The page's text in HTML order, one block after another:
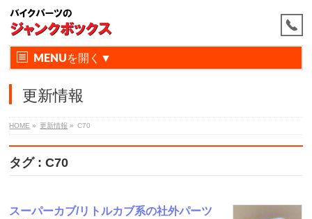
MENU
更新情報
HOME » 更新情報 » C70
タグ : C70
スーパーカブ/リトルカブ系の社外パーツ